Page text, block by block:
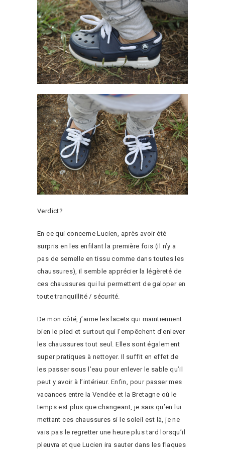
Verdict?
En ce qui concerne Lucien, après avoir été
surpris en les enfilant la première fois (il n’y a
pas de semelle en tissu comme dans toutes les
chaussures), il semble apprécier la légèreté de
ces chaussures qui lui permettent de galoper en
toute tranquillité / sécurité.
De mon côté, j’aime les lacets qui maintiennent
bien le pied et surtout qui l’empêchent d’enlever
les chaussures tout seul. Elles sont également
super pratiques à nettoyer. Il suffit en effet de
les passer sous l’eau pour enlever le sable qu’il
peut y avoir à l’intérieur. Enfin, pour passer mes
vacances entre la Vendée et la Bretagne où le
temps est plus que changeant, je sais qu’en lui
mettant ces chaussures si le soleil est là, je ne
vais pas le regretter une heure plus tard lorsqu’il
pleuvra et que Lucien ira sauter dans les flaques